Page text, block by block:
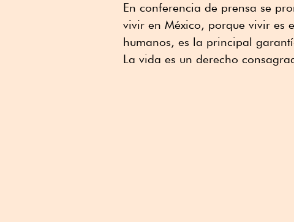
En conferencia de prensa se
vivir en México, porque vivir es
humanos, es la principal
La vida es un derecho